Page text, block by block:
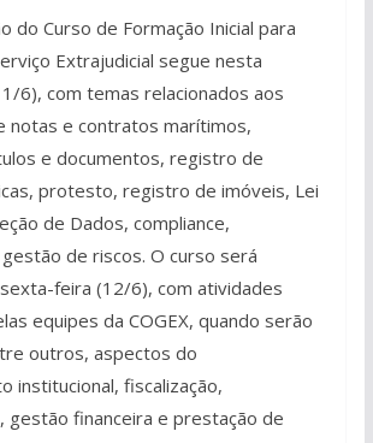
do Curso de Formação Inicial para
Extrajudicial segue nesta
6), com temas relacionados aos
notas e contratos marítimos,
e documentos, registro de
protesto, registro de imóveis, Lei
de Dados, compliance,
de riscos. O curso será
feira (12/6), com atividades
equipes da COGEX, quando serão
outros, aspectos do
institucional, fiscalização,
gestão financeira e prestação de